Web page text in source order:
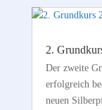
2.
Der zweite
erfolgreich
neuen